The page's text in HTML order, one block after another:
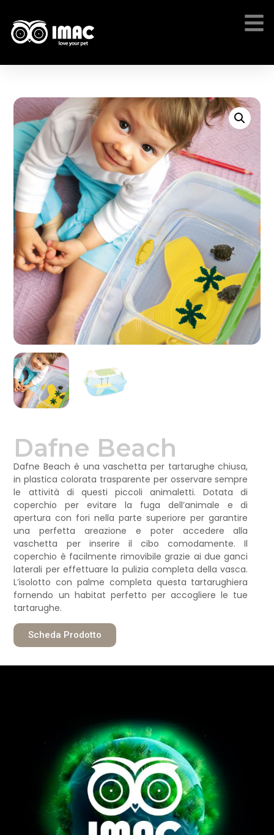
Dafne Beach
Dafne Beach è una vaschetta per tartarughe chiusa,
in plastica colorata trasparente per osservare sempre
le attività di questi piccoli animaletti. Dotata di
coperchio per evitare la fuga dell’animale e di
apertura con fori nella parte superiore per garantire
una perfetta areazione e poter accedere alla
vaschetta per inserire il cibo comodamente. Il
coperchio è facilmente rimovibile grazie ai due ganci
laterali per effettuare la pulizia completa della vasca.
L’isolotto con palme completa questa tartarughiera
fornendo un habitat perfetto per accogliere le tue
tartarughe.
Scheda Prodotto